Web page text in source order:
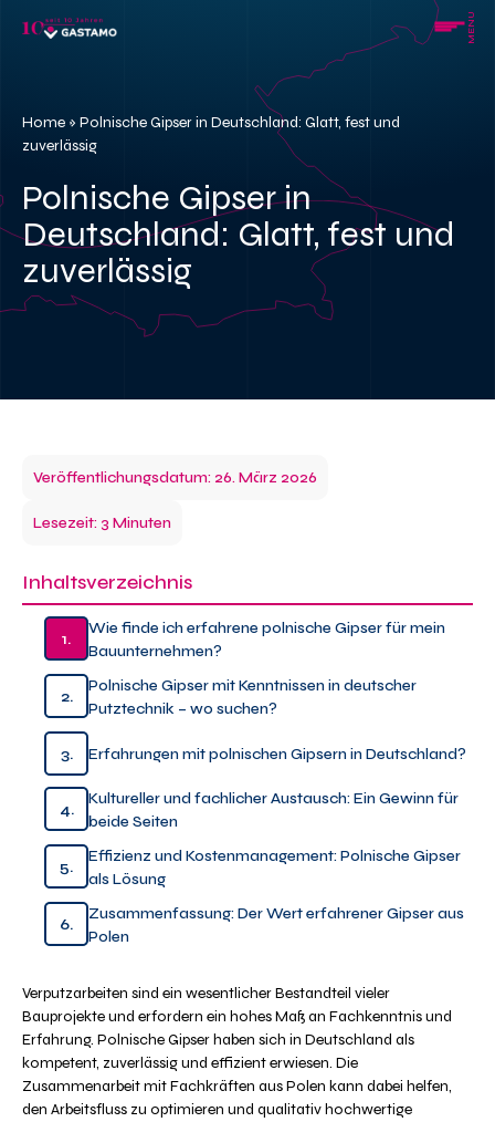
MENU
Home » Polnische Gipser in Deutschland: Glatt, fest und
zuverlässig
Polnische Gipser in
Deutschland: Glatt, fest und
zuverlässig
Veröffentlichungsdatum: 26. März 2026
Lesezeit: 3 Minuten
Inhaltsverzeichnis
1.
Wie finde ich erfahrene polnische Gipser für mein
Bauunternehmen?
2.
Polnische Gipser mit Kenntnissen in deutscher
Putztechnik – wo suchen?
3. Erfahrungen mit polnischen Gipsern in Deutschland?
4.
Kultureller und fachlicher Austausch: Ein Gewinn für
beide Seiten
5.
Effizienz und Kostenmanagement: Polnische Gipser
als Lösung
6.
Zusammenfassung: Der Wert erfahrener Gipser aus
Polen
Verputzarbeiten sind ein wesentlicher Bestandteil vieler
Bauprojekte und erfordern ein hohes Maß an Fachkenntnis und
Erfahrung. Polnische Gipser haben sich in Deutschland als
kompetent, zuverlässig und effizient erwiesen. Die
Zusammenarbeit mit Fachkräften aus Polen kann dabei helfen,
den Arbeitsfluss zu optimieren und qualitativ hochwertige